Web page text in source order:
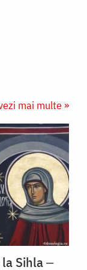
mai multe »
Sihla ‒